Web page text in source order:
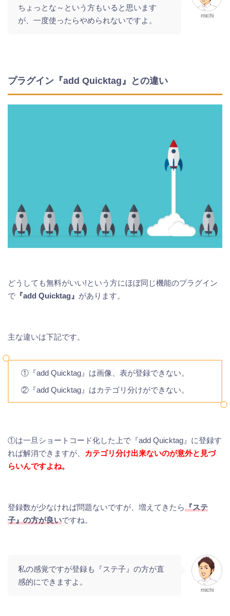
ちょっとな～という方もいると思います
が、一度使ったらやめられないですよ。
michi
プラグイン『add Quicktag』との違い
どうしても無料がいい!という方にほぼ同じ機能のプラグイン
で 『add Quicktag』 があります。
主な違いは下記です。
①『add Quicktag』は画像、表が登録できない。
②『add Quicktag』はカテゴリ分けができない。
①は一旦ショートコード化した上で『add Quicktag』に登録す
れば解消できますが、 カテゴリ分け出来ないのが意外と見づ
らいんですよね。
登録数が少なければ問題ないですが、増えてきたら『ステ
子』の方が良いですね。
私の感覚ですが登録も『ステ子』の方が直
感的にできますよ。
michi